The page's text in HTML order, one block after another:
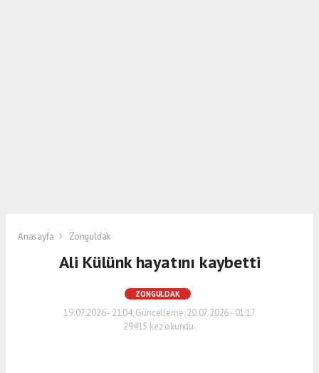
Anasayfa Zonguldak
Ali Külünk hayatını kaybetti
ZONGULDAK
19.07.2026 - 21:04, Güncelleme: 20.07.2026 - 01:17
29415 kez okundu.